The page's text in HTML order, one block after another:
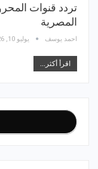
المصرية
احمد يوسف يوليو 10, 2026
اقرأ أكثر...